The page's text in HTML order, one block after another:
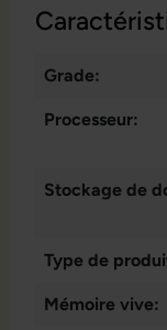
Grade:
Processeur:
Stockage de
Type de
Mémoire vive: